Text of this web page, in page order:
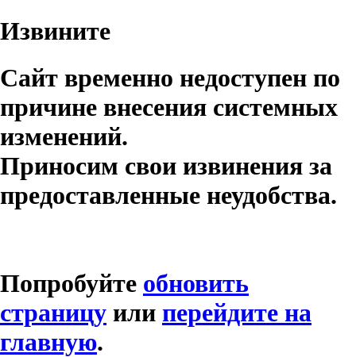
Извините
Сайт временно недоступен по
причине внесения системных
изменений.
Приносим свои извинения за
предоставленные неудобства.
Попробуйте обновить
страницу или перейдите на
главную.